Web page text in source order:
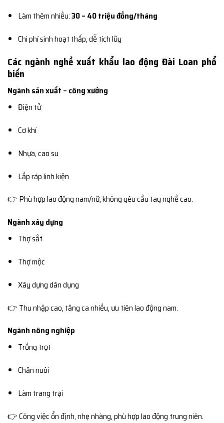
Làm thêm nhiều:30 – 40 triệu đồng/tháng
Chi phí sinh hoạt thấp, dễ tích lũy
Các ngành nghề xuất khẩu lao động Đài Loan phổ
biến
Ngành sản xuất – công xưởng
Điện tử
Cơ khí
Nhựa, cao su
Lắp ráp linh kiện
👉 Phù hợp lao động nam/nữ, không yêu cầu tay nghề cao.
Ngành xây dựng
Thợ sắt
Thợ mộc
Xây dựng dân dụng
👉 Thu nhập cao, tăng ca nhiều, ưu tiên lao động nam.
Ngành nông nghiệp
Trồng trọt
Chăn nuôi
Làm trang trại
👉 Công việc ổn định, nhẹ nhàng, phù hợp lao động trung niên.